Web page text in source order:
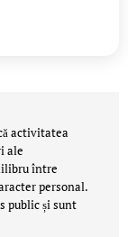
activitatea
ale
între
personal.
public și sunt